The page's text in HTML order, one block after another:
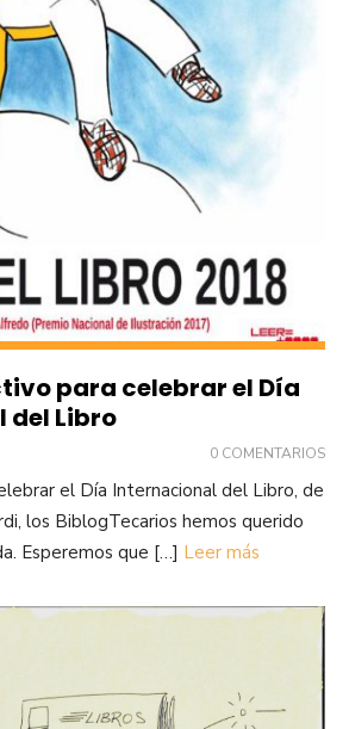
para celebrar el Día
del Libro
0 COMENTARIOS
el Día Internacional del Libro, de
los BiblogTecarios hemos querido
Esperemos que […] Leer más